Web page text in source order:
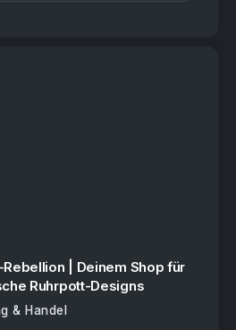
Rebellion | Deinem Shop für
Ruhrpott-Designs
& Handel